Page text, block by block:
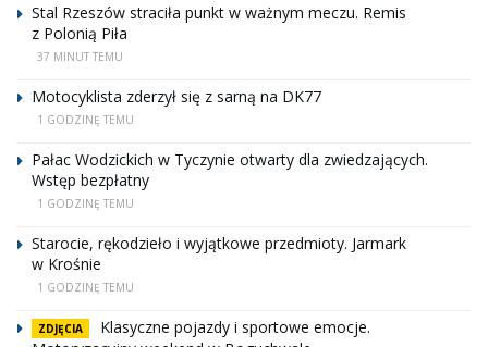
Stal Rzeszów straciła punkt w ważnym meczu. Remis
z Polonią Piła
37 MINUT TEMU
Motocyklista zderzył się z sarną na DK77
1 GODZINĘ TEMU
Pałac Wodzickich w Tyczynie otwarty dla zwiedzających.
Wstęp bezpłatny
1 GODZINĘ TEMU
Starocie, rękodzieło i wyjątkowe przedmioty. Jarmark
w Krośnie
1 GODZINĘ TEMU
ZDJĘCIA
Klasyczne pojazdy i sportowe emocje.